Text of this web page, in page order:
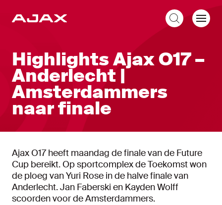
Highlights Ajax O17 –
Anderlecht |
Amsterdammers
naar finale
Ajax O17 heeft maandag de finale van de Future
Cup bereikt. Op sportcomplex de Toekomst won
de ploeg van Yuri Rose in de halve finale van
Anderlecht. Jan Faberski en Kayden Wolff
scoorden voor de Amsterdammers.